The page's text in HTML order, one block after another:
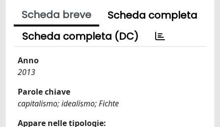
Scheda breve
Scheda completa
Scheda completa (DC)
Anno
2013
Parole chiave
capitalismo; idealismo; Fichte
Appare nelle tipologie: